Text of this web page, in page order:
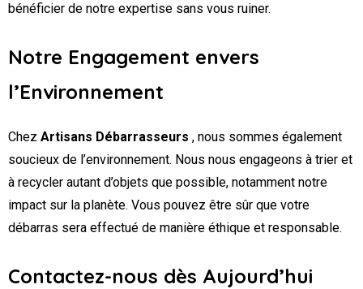
bénéficier de notre expertise sans vous ruiner.
Notre Engagement envers
l’Environnement
Chez Artisans Débarrasseurs , nous sommes également
soucieux de l’environnement. Nous nous engageons à trier et
à recycler autant d’objets que possible, notamment notre
impact sur la planète. Vous pouvez être sûr que votre
débarras sera effectué de manière éthique et responsable.
Contactez-nous dès Aujourd’hui